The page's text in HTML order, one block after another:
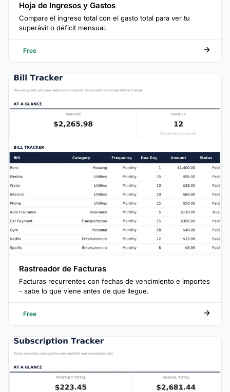
Hoja de Ingresos y Gastos
Compara el ingreso total con el gasto total para ver tu
superávit o déficit mensual.
Free
Rastreador de Facturas
Facturas recurrentes con fechas de vencimiento e importes
- sabe lo que viene antes de que llegue.
Free